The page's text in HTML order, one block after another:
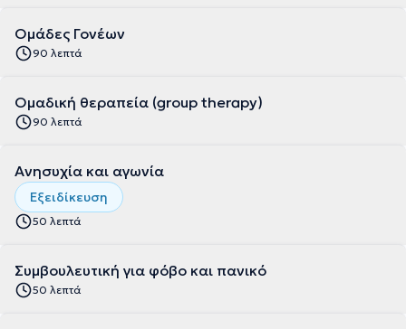
Ομάδες Γονέων
90 λεπτά
Ομαδική θεραπεία (group therapy)
90 λεπτά
Ανησυχία και αγωνία
Εξειδίκευση
50 λεπτά
Συμβουλευτική για φόβο και πανικό
50 λεπτά